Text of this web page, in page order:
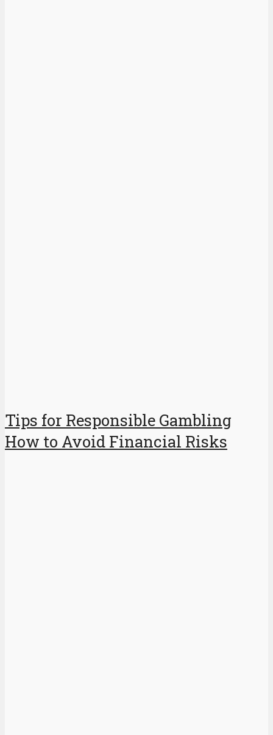
Tips for Responsible Gambling
How to Avoid Financial Risks